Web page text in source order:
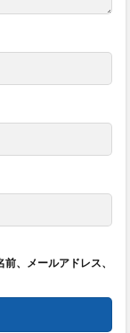
、メールアドレス、